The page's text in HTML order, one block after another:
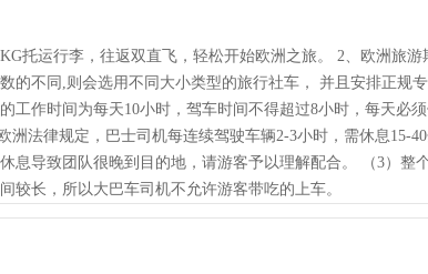
托运行李，往返双直飞 ，轻松开始欧洲之旅。 2、欧洲旅
的不同,则会选用不同大小类型的旅行社车， 并且安排正规
工作时间为每天10小时，驾车时间不得超过8小时，每天必
洲法律规定，巴士司机每连续驾驶车辆2-3小时，需休息15-
息导致团队很晚到目的地，请游客予以理解配合。 （3）整
较长，所以大巴车司机不允许游客带吃的上车。